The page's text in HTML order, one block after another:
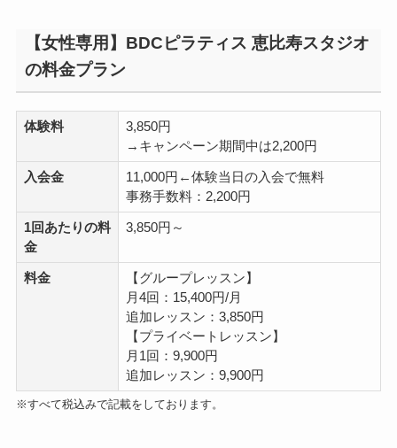
【女性専用】BDCピラティス 恵比寿スタジオ
の料金プラン
体験料
3,850円
→キャンペーン期間中は2,200円
入会金
11,000円←体験当日の入会で無料
事務手数料：2,200円
1回あたりの料
金
3,850円～
料金
【グループレッスン】
月4回：15,400円/月
追加レッスン：3,850円
【プライベートレッスン】
月1回：9,900円
追加レッスン：9,900円
※すべて税込みで記載をしております。